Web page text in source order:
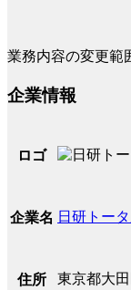
業務内容の変更範
企業情報
ロゴ
企業名 日研トー
住所 東京都大